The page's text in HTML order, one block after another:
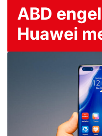
ABD
Huawei